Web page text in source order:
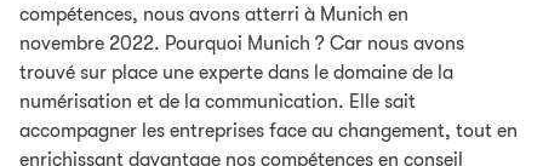
compétences, nous avons atterri à Munich en
novembre 2022. Pourquoi Munich ? Car nous avons
trouvé sur place une experte dans le domaine de la
numérisation et de la communication. Elle sait
accompagner les entreprises face au changement, tout en
enrichissant davantage nos compétences en conseil